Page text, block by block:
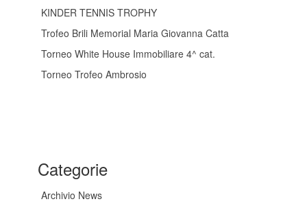
KINDER TENNIS TROPHY
Trofeo Brili Memorial Maria Giovanna Catta
Torneo White House Immobiliare 4^ cat.
Torneo Trofeo Ambrosio
Categorie
Archivio News